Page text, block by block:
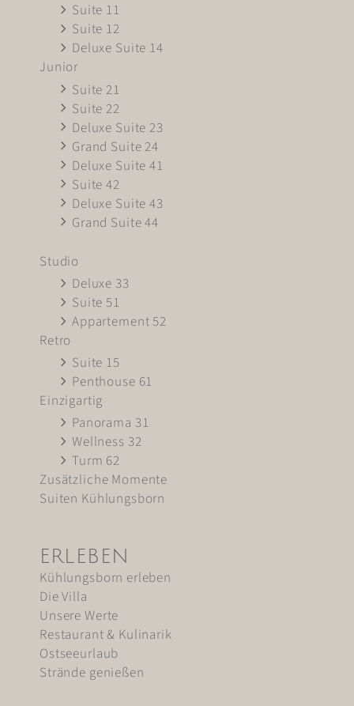
Suite 11
Suite 12
Deluxe Suite 14
Junior
Suite 21
Suite 22
Deluxe Suite 23
Grand Suite 24
Deluxe Suite 41
Suite 42
Deluxe Suite 43
Grand Suite 44
Studio
Deluxe 33
Suite 51
Appartement 52
Retro
Suite 15
Penthouse 61
Einzigartig
Panorama 31
Wellness 32
Turm 62
Zusätzliche Momente
Suiten Kühlungsborn
ERLEBEN
Kühlungsborn erleben
Die Villa
Unsere Werte
Restaurant & Kulinarik
Ostseeurlaub
Strände genießen